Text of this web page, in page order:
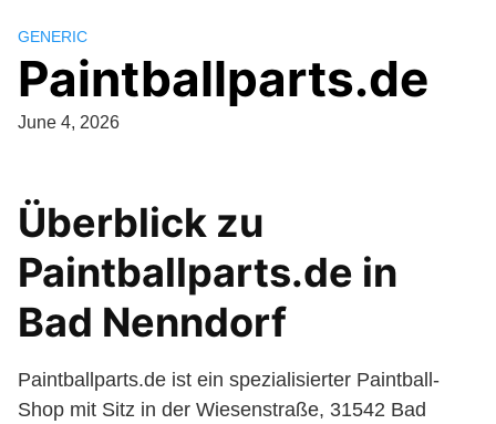
GENERIC
Paintballparts.de
June 4, 2026
Überblick zu
Paintballparts.de in
Bad Nenndorf
Paintballparts.de ist ein spezialisierter Paintball-
Shop mit Sitz in der Wiesenstraße, 31542 Bad